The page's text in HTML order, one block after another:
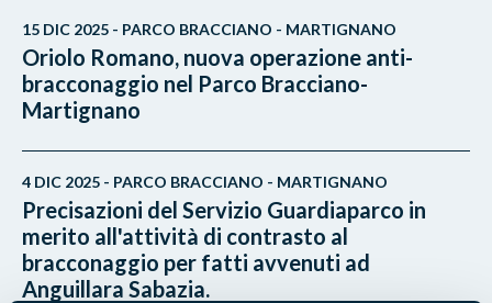
15 DIC 2025 - PARCO BRACCIANO - MARTIGNANO
Oriolo Romano, nuova operazione anti-
bracconaggio nel Parco Bracciano-
Martignano
4 DIC 2025 - PARCO BRACCIANO - MARTIGNANO
Precisazioni del Servizio Guardiaparco in
merito all'attività di contrasto al
bracconaggio per fatti avvenuti ad
Anguillara Sabazia.